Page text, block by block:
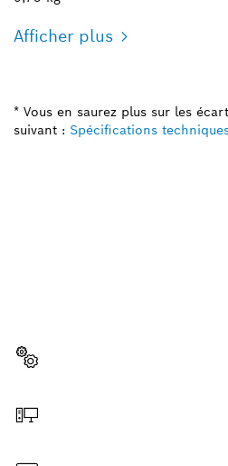
Afficher plus
* Vous en saurez plus sur les
suivant : Spécifications